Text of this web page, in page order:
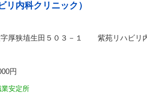
リ内科クリニック）
字厚狭埴生田５０３－１ 紫苑リハビリ
円
安定所